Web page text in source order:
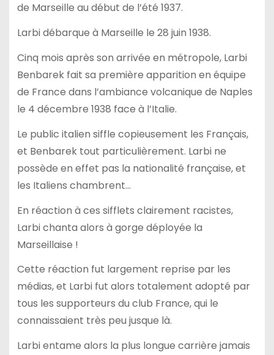
de Marseille au début de l’été 1937.
Larbi débarque à Marseille le 28 juin 1938.
Cinq mois après son arrivée en métropole, Larbi
Benbarek fait sa première apparition en équipe
de France dans l’ambiance volcanique de Naples
le 4 décembre 1938 face à l’Italie.
Le public italien siffle copieusement les Français,
et Benbarek tout particulièrement. Larbi ne
possède en effet pas la nationalité française, et
les Italiens chambrent…
En réaction à ces sifflets clairement racistes,
Larbi chanta alors à gorge déployée la
Marseillaise !
Cette réaction fut largement reprise par les
médias, et Larbi fut alors totalement adopté par
tous les supporteurs du club France, qui le
connaissaient très peu jusque là.
Larbi entame alors la plus longue carrière jamais